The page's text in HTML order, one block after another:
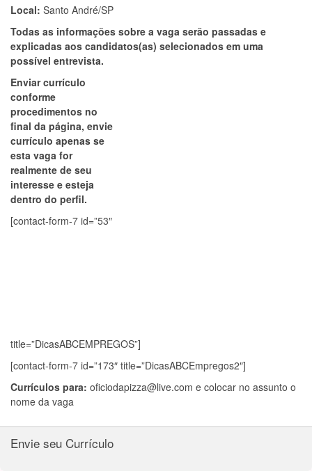
Local: Santo André/SP
Todas as informações sobre a vaga serão passadas e
explicadas aos candidatos(as) selecionados em uma
possível entrevista.
Enviar currículo
conforme
procedimentos no
final da página, envie
currículo apenas se
esta vaga for
realmente de seu
interesse e esteja
dentro do perfil.
[contact-form-7 id=”53″
title=”DicasABCEMPREGOS”]
[contact-form-7 id=”173″ title=”DicasABCEmpregos2″]
Currículos para: oficiodapizza@live.com e colocar no assunto o
nome da vaga
Envie seu Currículo